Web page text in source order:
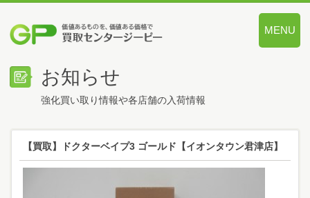
MENU
お知らせ
強化買い取り情報や各店舗の入荷情報
【買取】ドクターベイプ3 ゴールド【イオンタウン君津店】